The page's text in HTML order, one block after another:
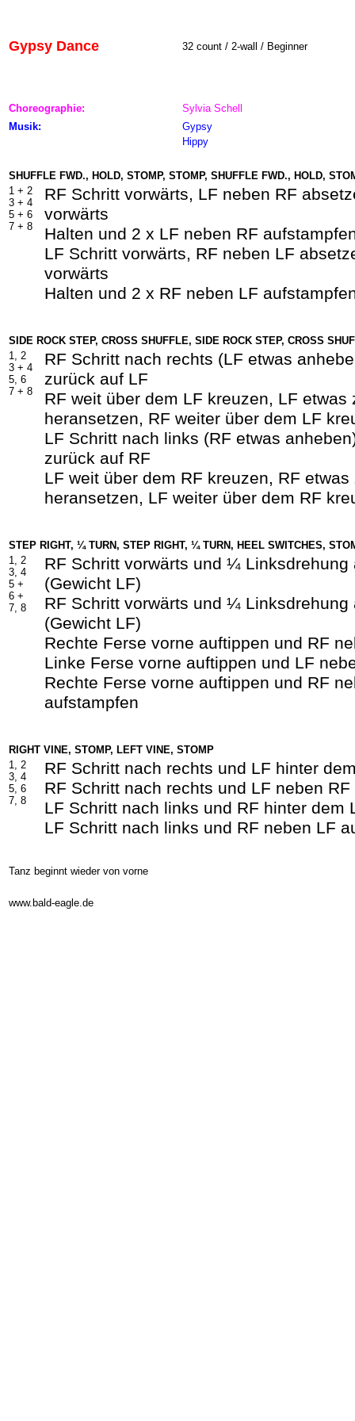
Gypsy Dance 32 count / 2-wall / Beginner
Choreographie:
Sylvia Schell
Musik:
Gypsy
Hippy
SHUFFLE FWD., HOLD, STOMP, STOMP, SHUFFLE FWD., HOLD,
1 + 2
3 + 4
5 + 6
7 + 8
RF Schritt vorwärts, LF neben RF
vorwärts
Halten und 2 x LF neben RF
LF Schritt vorwärts, RF neben LF
vorwärts
Halten und 2 x RF neben LF
SIDE ROCK STEP, CROSS SHUFFLE, SIDE ROCK STEP, CROSS
1, 2
3 + 4
5, 6
7 + 8
RF Schritt nach rechts (LF etwas
zurück auf LF
RF weit über dem LF kreuzen, LF etwas
heransetzen, RF weiter über dem LF
LF Schritt nach links (RF etwas
zurück auf RF
LF weit über dem RF kreuzen, RF etwas
heransetzen, LF weiter über dem RF
STEP RIGHT, ¼ TURN, STEP RIGHT, ¼ TURN, HEEL SWITCHES,
1, 2
3, 4
5 +
6 +
7, 8
RF Schritt vorwärts und ¼ Linksdrehung
(Gewicht LF)
RF Schritt vorwärts und ¼ Linksdrehung
(Gewicht LF)
Rechte Ferse vorne auftippen und RF
Linke Ferse vorne auftippen und LF
Rechte Ferse vorne auftippen und RF
aufstampfen
RIGHT VINE, STOMP, LEFT VINE, STOMP
1, 2
3, 4
5, 6
7, 8
RF Schritt nach rechts und LF hinter
RF Schritt nach rechts und LF neben
LF Schritt nach links und RF hinter dem
LF Schritt nach links und RF neben LF
Tanz beginnt wieder von vorne
www.bald-eagle.de